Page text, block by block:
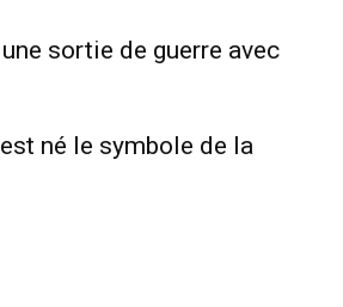
sortie de guerre avec
né le symbole de la